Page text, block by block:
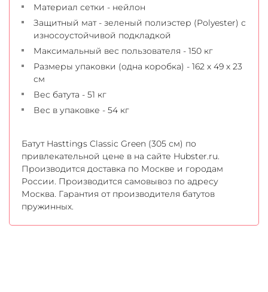
Материал сетки - нейлон
Защитный мат - зеленый полиэстер (Polyester) с
износоустойчивой подкладкой
Максимальный вес пользователя - 150 кг
Размеры упаковки (одна коробка) - 162 х 49 х 23
см
Вес батута - 51 кг
Вес в упаковке - 54 кг
Батут Hasttings Classic Green (305 см) по
привлекательной цене в на сайте Hubster.ru.
Производится доставка по Москве и городам
России. Производится самовывоз по адресу
Москва. Гарантия от производителя батутов
пружинных.